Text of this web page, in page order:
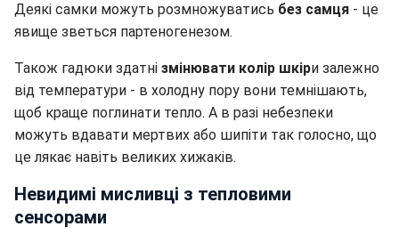
Деякі самки можуть розмножуватись без самця - це
явище зветься партеногенезом.
Також гадюки здатні змінювати колір шкіри залежно
від температури - в холодну пору вони темнішають,
щоб краще поглинати тепло. А в разі небезпеки
можуть вдавати мертвих або шипіти так голосно, що
це лякає навіть великих хижаків.
Невидимі мисливці з тепловими
сенсорами